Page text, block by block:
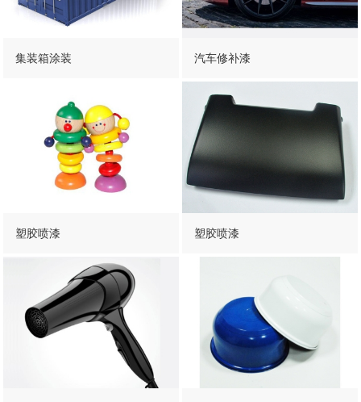
集装箱涂装 汽车修补漆
塑胶喷漆 塑胶喷漆